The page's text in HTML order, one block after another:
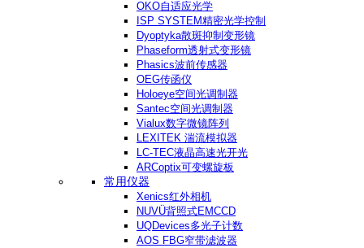
OKO自适应光学
ISP SYSTEM精密光学控制
Dyoptyka散斑抑制变形镜
Phaseform透射式变形镜
Phasics波前传感器
OEG传函仪
Holoeye空间光调制器
Santec空间光调制器
Vialux数字微镜阵列
LEXITEK 湍流模拟器
LC-TEC液晶高速光开光
ARCoptix可变螺旋板
常用仪器
Xenics红外相机
NUVÜ背照式EMCCD
UQDevices多光子计数
AOS FBG窄带滤波器